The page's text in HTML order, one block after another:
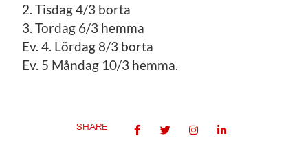
2. Tisdag 4/3 borta
3. Tordag 6/3 hemma
Ev. 4. Lördag 8/3 borta
Ev. 5 Måndag 10/3 hemma.
SHARE